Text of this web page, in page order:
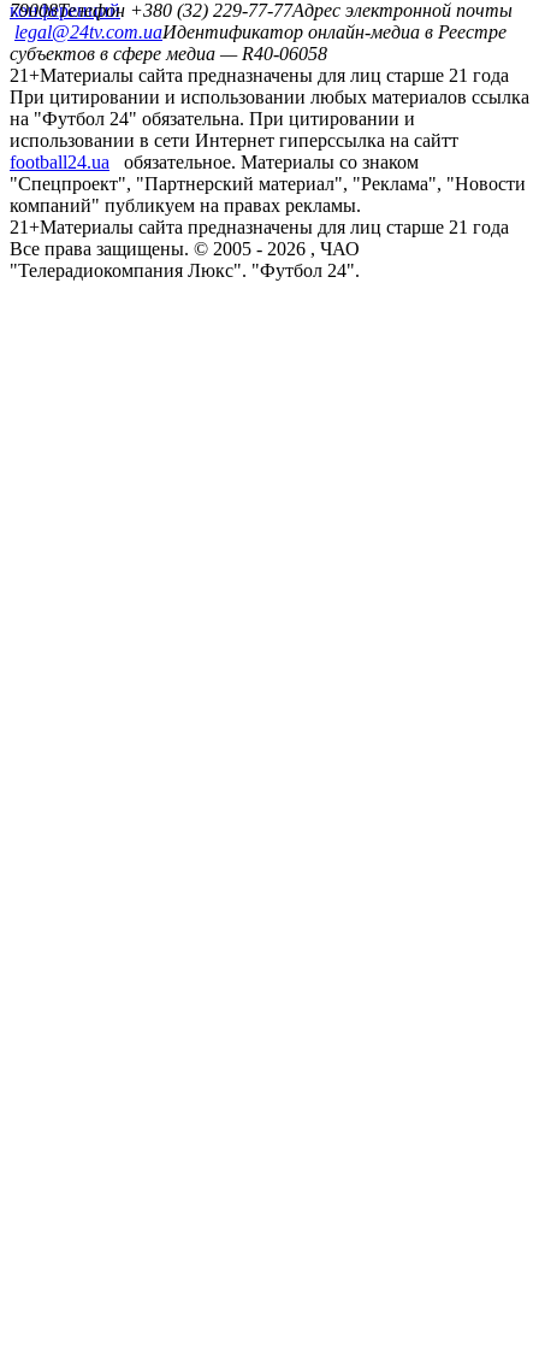
конференций
79008Телефон +380 (32) 229-77-77Адрес электронной почты
legal@24tv.com.uaИдентификатор онлайн-медиа в Реестре
субъектов в сфере медиа — R40-06058
21+Материалы сайта предназначены для лиц старше 21 года
При цитировании и использовании любых материалов ссылка
на "Футбол 24" обязательна. При цитировании и
использовании в сети Интернет гиперссылка на сайтт
football24.ua
обязательное. Материалы со знаком
"Спецпроект", "Партнерский материал", "Реклама", "Новости
компаний" публикуем на правах рекламы.
21+Материалы сайта предназначены для лиц старше 21 года
Все права защищены. © 2005 - 2026 , ЧАО
"Телерадиокомпания Люкс". "Футбол 24".